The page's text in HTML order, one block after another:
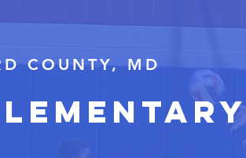
COUNTY, MD